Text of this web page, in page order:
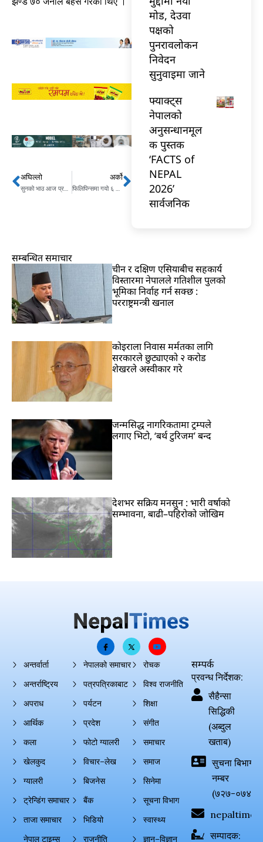
Prev
अघिल्लो अर्कोNext
मोड, देउवा
पक्षको
पुनरावलोकन
निवेदन
सुनुवाइमा जाने
फ्याक्ट्स
नेपालको
अनुसन्धानमूल
क पुस्तक
‘FACTS of
NEPAL
2026’
सार्वजनिक
सम्बन्धित समाचार
चीन र दक्षिण एसियाबीच सहकार्य
विस्तारमा नेपालले गतिशील पुलको
भूमिका निर्वाह गर्न सक्छ :
परराष्ट्रमन्त्री खनाल
कोइराला निवास मर्मतका लागि
सरकारले छुट्याएको २ करोड
शेखरले अस्वीकार गरे
जन्मसिद्ध नागरिकतामा ट्रम्पले
लगाए भिटो, ‘बर्थ टुरिजम’ बन्द
देशभर सक्रिय मनसुन : भारी वर्षाको
सम्भावना, बाढी–पहिरोको जोखिम
अन्तर्वार्ता
अन्तर्राष्ट्रिय
अपराध
आर्थिक
कला
खेलकुद
ग्यालरी
ट्रेन्डिंग समाचार
ताजा समाचार
नेपाल टाइम्स
नेपालको समाचार
पत्रपत्रिकाबाट
पर्यटन
प्रदेश
फोटो ग्यालरी
विचार–लेख
बिजनेस
बैंक
भिडियो
राजनीति
रोचक
विश्व राजनीति
शिक्षा
संगीत
समाचार
समाज
सिनेमा
सूचना विभाग
स्वास्थ्य
ज्ञान–विज्ञान
सम्पर्क
प्रवन्ध निर्देशक:
सैहैन्सा
सिद्धिकी
(अब्दुल
खताब)
सुचना बिभाग
नम्बर
(७२७-०७४-
सम्पादक: